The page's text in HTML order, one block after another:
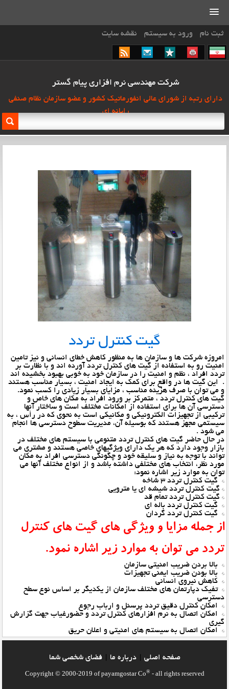
ثبت نام ورود به سیستم نقشه سایت
شرکت مهندسی نرم افزاری پیام گستر
دارای رتبه از شورای عالی انفورماتیک کشور و عضو سازمان نظام صنفی
رایانه ای
گیت کنترل تردد
امروزه شرکت ها و سازمان ها به منظور کاهش خطای انسانی و نیز تامین
امنیت رو به استفاده از گیت های کنترل تردد آورده اند و با نظارت بر
تردد افراد ، نظم و امنیت را در سازمان خود به خوبی بهبود بخشیده اند
. این گیت ها در واقع برای کمک به ایجاد امنیت ، بسیار مناسب هستند
و می توان با صرف هزینه مناسب ، مزایای بسیار زیادی را کسب نمود.
گیت های کنترل تردد ، متمرکز بر ورود افراد به مکان های خاص و
دسترسی آن ها برای استفاده از امکانات مختلف است و ساختار آنها
ترکیبی از تجهیزات الکترونیکی و مکانیکی است به نحوی که در رأس ، به
سیستمی مجهز هستند که بوسیله آن، مدیریت سطوح دسترسی ها انجام
می شود .
در حال حاضر گیت های کنترل تردد متنوعی با سیستم های مختلف در
بازار وجود دارد که هر یک دارای ویژگیهای خاصی هستند و مشتری می
تواند با توجه به نیاز و سلیقه خود و چگونگی دسترسی افراد به مکان
مورد نظر، انتخاب های مختلفی داشته باشد و از انواع مختلف آنها می
توان به موارد زیر اشاره نمود:
* گیت کنترل تردد 3 شاخه
* گیت کنترل تردد شیشه ای یا مترویی
* گیت کنترل تردد تمام قد
* گیت کنترل تردد باله ای
* گیت کنترل تردد گردان
از جمله مزایا و ویژگی های گیت های کنترل
تردد می توان به موارد زیر اشاره نمود.
* بالا بردن ضریب امنیتی سازمان
* بالا بودن ضریب ایمنی تجهیزات
* کاهش نیروی انسانی
* تفیک دپارتمان های مختلف سازمان از یکدیگر بر اساس نوع سطح
دسترسی
* امکان کنترل دقیق تردد پرسنل و ارباب رجوع
* امکان اتصال به نرم افزارهای کنترل تردد و حضورغیاب جهت گزارش
گیری
* امکان اتصال به سیستم های امنیتی و اعلان حریق
صفحه اصلي |درباره ما |فضاي شخصي شما
Copyright © 2000-2019 of payamgostar Co®- all rights reserved